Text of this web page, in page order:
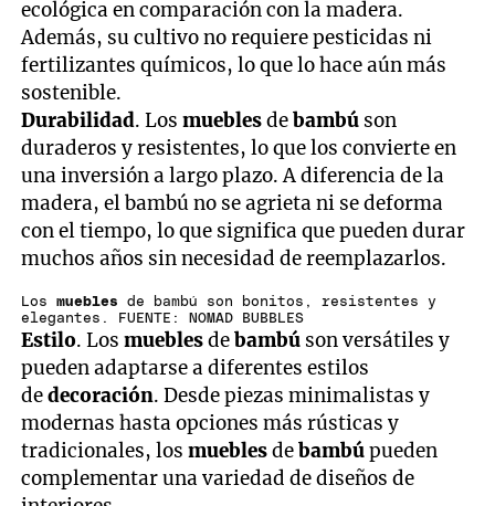
ecológica en comparación con la madera.
Además, su cultivo no requiere pesticidas ni
fertilizantes químicos, lo que lo hace aún más
sostenible.
Durabilidad. Losmueblesdebambú son
duraderos y resistentes, lo que los convierte en
una inversión a largo plazo. A diferencia de la
madera, el bambú no se agrieta ni se deforma
con el tiempo, lo que significa que pueden durar
muchos años sin necesidad de reemplazarlos.
Losmuebles de bambú son bonitos, resistentes y
elegantes. FUENTE: NOMAD BUBBLES
Estilo. Losmueblesdebambú son versátiles y
pueden adaptarse a diferentes estilos
dedecoración. Desde piezas minimalistas y
modernas hasta opciones más rústicas y
tradicionales, los mueblesdebambúpueden
complementar una variedad de diseños de